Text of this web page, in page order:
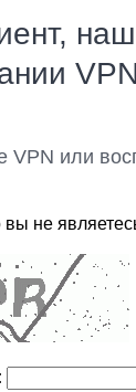
наш
VPN или
не